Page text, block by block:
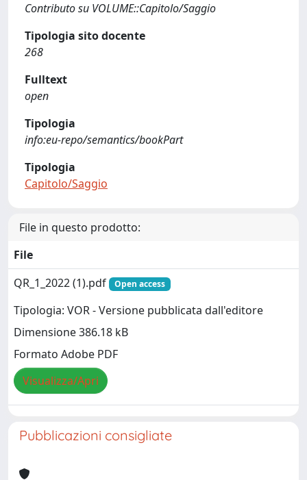
Contributo su VOLUME::Capitolo/Saggio
Tipologia sito docente
268
Fulltext
open
Tipologia
info:eu-repo/semantics/bookPart
Tipologia
Capitolo/Saggio
File in questo prodotto:
File
QR_1_2022 (1).pdf
Open access
Tipologia: VOR - Versione pubblicata dall'editore
Dimensione 386.18 kB
Formato Adobe PDF
Visualizza/Apri
Pubblicazioni consigliate